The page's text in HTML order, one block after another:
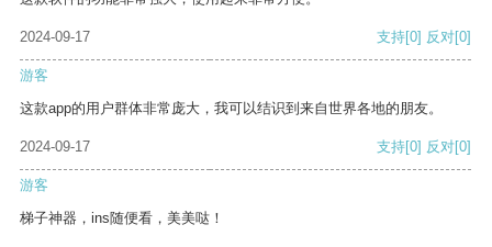
2024-09-17 支持[0] 反对[0]
游客
这款app的用户群体非常庞大，我可以结识到来自世界各地的朋友。
2024-09-17 支持[0] 反对[0]
游客
梯子神器，ins随便看，美美哒！